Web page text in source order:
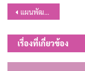
แนะแนว
เรื่อง
แผนพัฒนาท้องถิ่น เพิ่มเติม ครั้งที่ 1/2569 พ.ศ.2566-2570
เรื่องที่เกี่ยวข้อง